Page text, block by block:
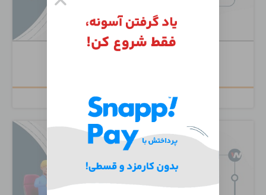
Cisco Unity Connection
۶,۵۰۰,۰۰۰ تومان